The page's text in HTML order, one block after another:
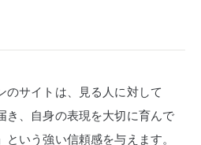
のサイトは、見る人に対して
き、自身の表現を大切に育んで
いう強い信頼感を与えます。